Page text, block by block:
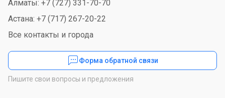
Алматы: +7 (727) 331-70-70
Астана: +7 (717) 267-20-22
Все контакты и города
Форма обратной связи
Пишите свои вопросы и предложения